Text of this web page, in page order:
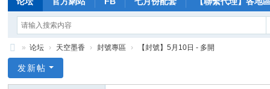
空
» 论坛 › 天空墨香 › 封號專區 › 【封號】5月10日 - 多開
发新帖